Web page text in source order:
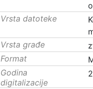
Vrsta datoteke
Vrsta građe
Format
Godina
digitalizacije